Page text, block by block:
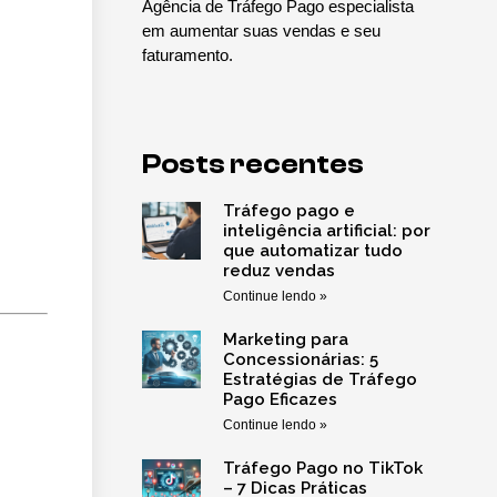
Agência de Tráfego Pago especialista
em aumentar suas vendas e seu
faturamento.
Posts recentes
Tráfego pago e
inteligência artificial: por
que automatizar tudo
reduz vendas
Continue lendo »
Marketing para
Concessionárias: 5
Estratégias de Tráfego
Pago Eficazes
Continue lendo »
Tráfego Pago no TikTok
– 7 Dicas Práticas